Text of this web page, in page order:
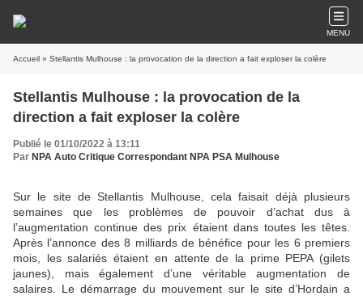
MENU
Accueil » Stellantis Mulhouse : la provocation de la direction a fait exploser la colère
Stellantis Mulhouse : la provocation de la
direction a fait exploser la colère
Publié le 01/10/2022 à 13:11
Par NPA Auto Critique Correspondant NPA PSA Mulhouse
Sur le site de Stellantis Mulhouse, cela faisait déjà plusieurs
semaines que les problèmes de pouvoir d’achat dus à
l’augmentation continue des prix étaient dans toutes les têtes.
Après l’annonce des 8 milliards de bénéfice pour les 6 premiers
mois, les salariés étaient en attente de la prime PEPA (gilets
jaunes), mais également d’une véritable augmentation de
salaires. Le démarrage du mouvement sur le site d’Hordain a